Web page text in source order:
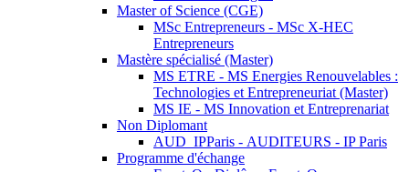
Master of Science (CGE)
MSc Entrepreneurs - MSc X-HEC
Entrepreneurs
Mastère spécialisé (Master)
MS ETRE - MS Energies Renouvelables :
Technologies et Entrepreneuriat (Master)
MS IE - MS Innovation et Entreprenariat
Non Diplomant
AUD_IPParis - AUDITEURS - IP Paris
Programme d'échange